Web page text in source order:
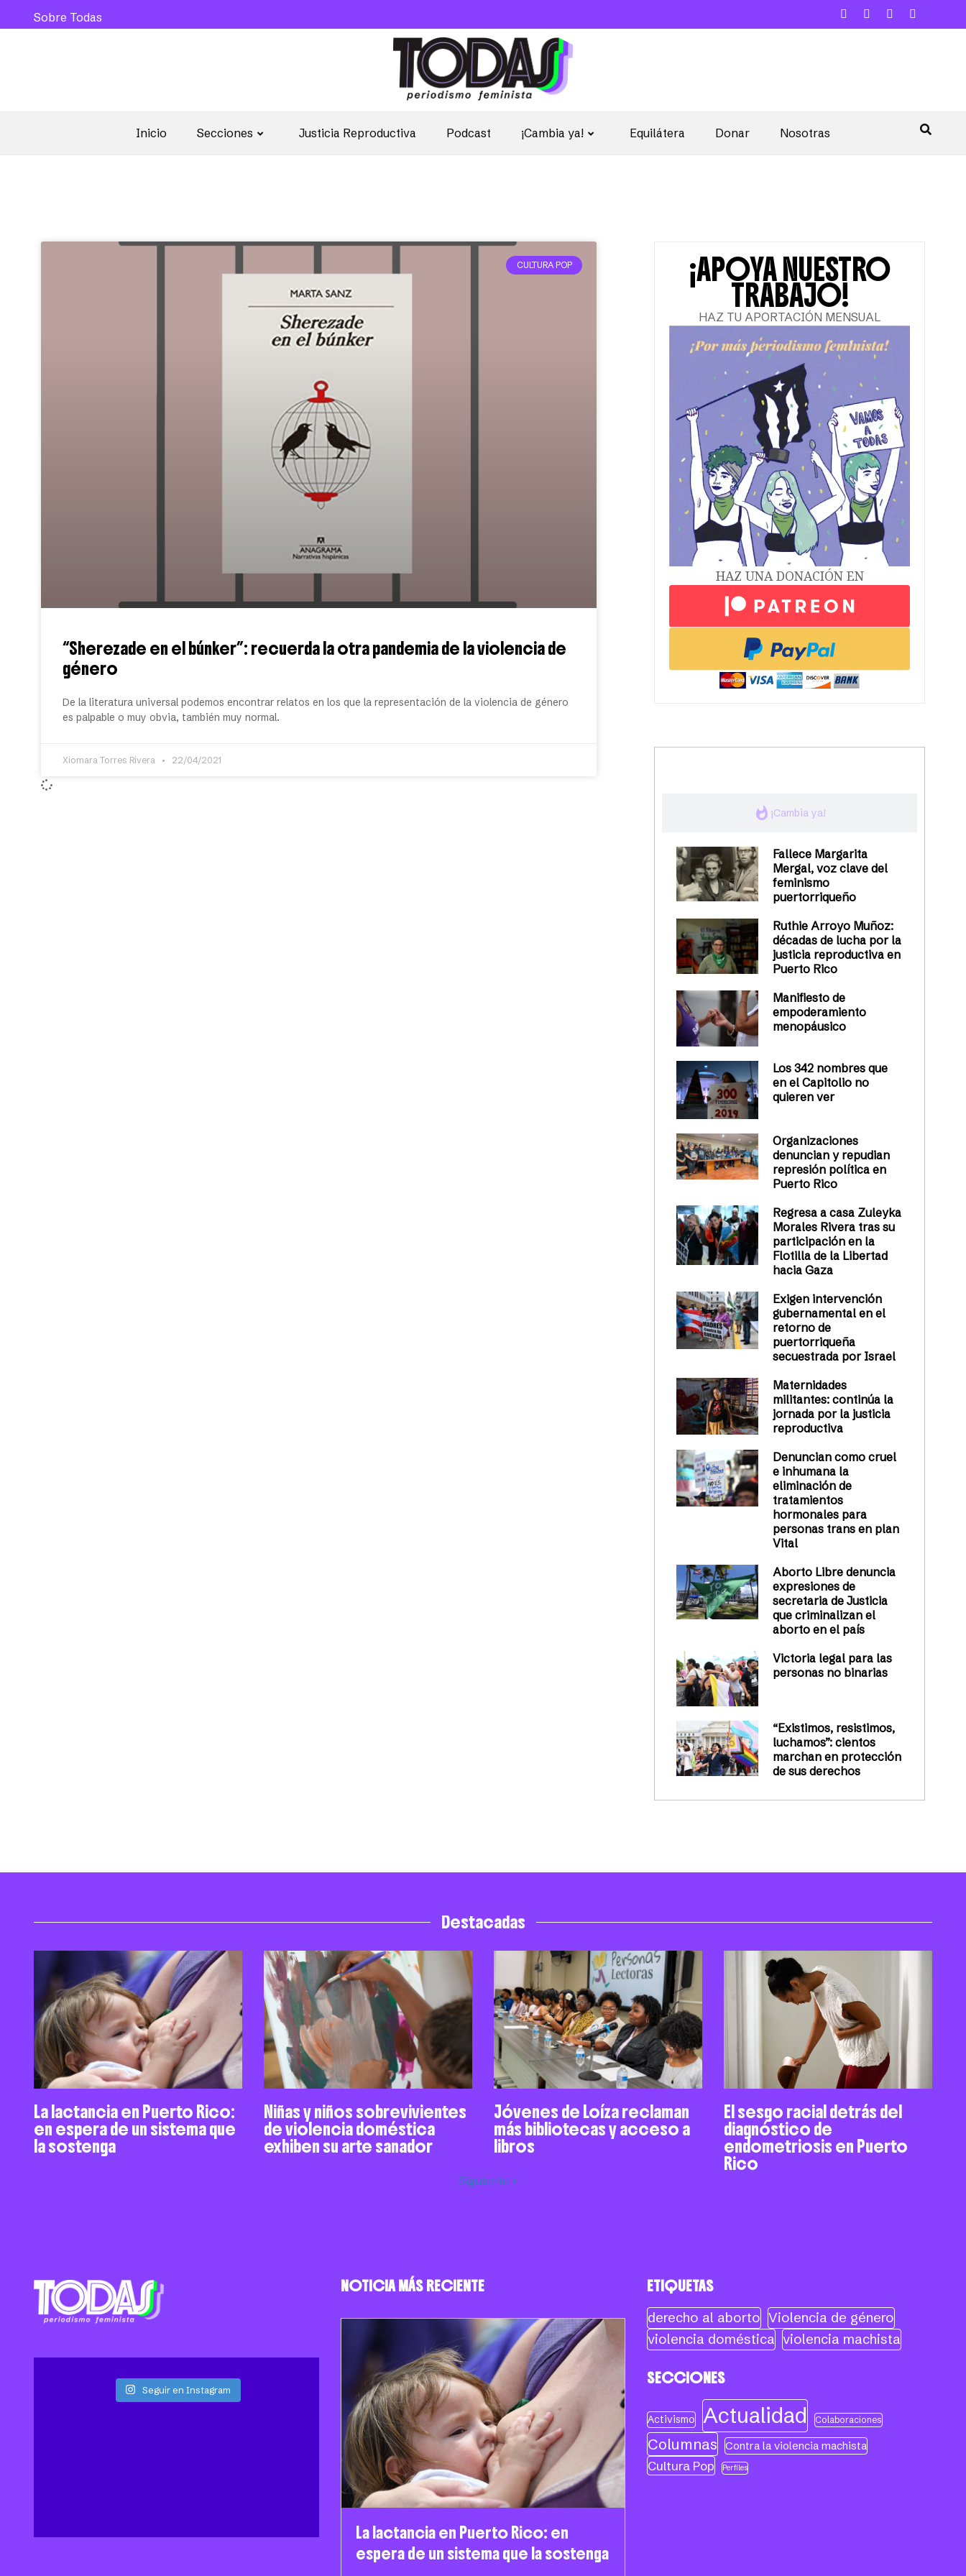
Inicio Secciones Justicia Reproductiva Podcast ¡Cambia ya! Equilátera Donar Nosotras
Sobre Todas
CULTURA POP
“Sherezade en el búnker”: recuerda la otra pandemia de la violencia de
género
De la literatura universal podemos encontrar relatos en los que la representación de la violencia de género
es palpable o muy obvia, también muy normal.
Xiomara Torres Rivera 22/04/2021
¡APOYA NUESTRO
TRABAJO!
HAZ TU APORTACIÓN MENSUAL
HAZ UNA DONACIÓN EN
whatshot ¡Cambia ya!
Fallece Margarita
Mergal, voz clave del
feminismo
puertorriqueño
Ruthie Arroyo Muñoz:
décadas de lucha por la
justicia reproductiva en
Puerto Rico
Manifiesto de
empoderamiento
menopáusico
Los 342 nombres que
en el Capitolio no
quieren ver
Organizaciones
denuncian y repudian
represión política en
Puerto Rico
Regresa a casa Zuleyka
Morales Rivera tras su
participación en la
Flotilla de la Libertad
hacia Gaza
Exigen intervención
gubernamental en el
retorno de
puertorriqueña
secuestrada por Israel
Maternidades
militantes: continúa la
jornada por la justicia
reproductiva
Denuncian como cruel
e inhumana la
eliminación de
tratamientos
hormonales para
personas trans en plan
Vital
Aborto Libre denuncia
expresiones de
secretaria de Justicia
que criminalizan el
aborto en el país
Victoria legal para las
personas no binarias
“Existimos, resistimos,
luchamos”: cientos
marchan en protección
de sus derechos
Destacadas
La lactancia en Puerto Rico:
en espera de un sistema que
la sostenga
Niñas y niños sobrevivientes
de violencia doméstica
exhiben su arte sanador
Jóvenes de Loíza reclaman
más bibliotecas y acceso a
libros
El sesgo racial detrás del
diagnóstico de
endometriosis en Puerto
Rico
Siguiente »
Seguir en Instagram
NOTICIA MÁS RECIENTE
La lactancia en Puerto Rico: en
espera de un sistema que la sostenga
ETIQUETAS
derecho al aborto Violencia de género
violencia doméstica violencia machista
SECCIONES
Activismo Actualidad Colaboraciones
Columnas Contra la violencia machista
Cultura Pop Perfiles